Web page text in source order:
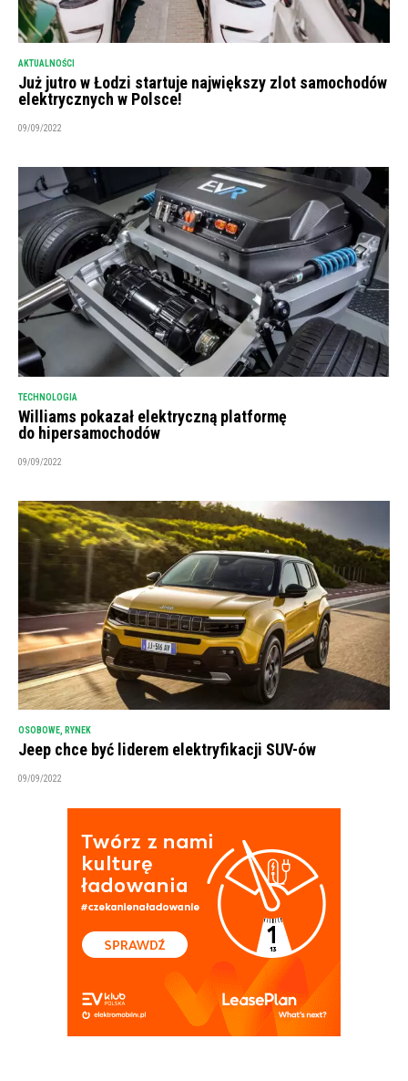
AKTUALNOŚCI
Już jutro w Łodzi startuje największy zlot samochodów
elektrycznych w Polsce!
09/09/2022
TECHNOLOGIA
Williams pokazał elektryczną platformę
do hipersamochodów
09/09/2022
OSOBOWE, RYNEK
Jeep chce być liderem elektryfikacji SUV-ów
09/09/2022